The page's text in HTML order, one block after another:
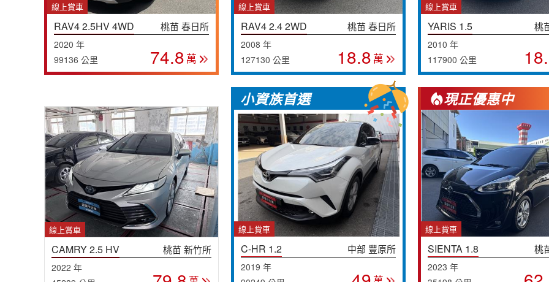
線上賞車
RAV4 2.5HV 4WD 桃苗 春日所
2020 年
99136 公里
74.8 萬
線上賞車
RAV4 2.4 2WD 桃苗 春日所
2008 年
127130 公里
18.8 萬
線上賞車
YARIS 1.5 桃
2010 年
117900 公里
線上賞車
CAMRY 2.5 HV 桃苗 新竹所
2022 年
小資族首選
線上賞車
C-HR 1.2 中部 豐原所
2019 年
現正優惠中
線上賞車
SIENTA 1.8 桃
2023 年